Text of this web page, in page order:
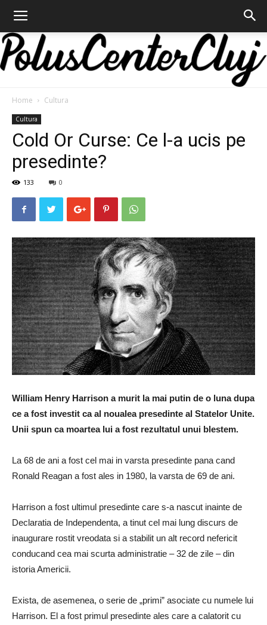
Cluj
Home Cultura
Cultura
Cold Or Curse: Ce l-a ucis pe
presedinte?
133 0
William Henry Harrison a murit la mai putin de o luna dupa
ce a fost investit ca al noualea presedinte al Statelor Unite.
Unii spun ca moartea lui a fost rezultatul unui blestem.
La 68 de ani a fost cel mai in varsta presedinte pana cand
Ronald Reagan a fost ales in 1980, la varsta de 69 de ani.
Harrison a fost ultimul presedinte care s-a nascut inainte de
Declaratia de Independenta, a tinut cel mai lung discurs de
inaugurare rostit vreodata si a stabilit un alt record nefericit
conducand cea mai scurta administratie – 32 de zile – din
istoria Americii.
Exista, de asemenea, o serie de „primi” asociate cu numele lui
Harrison. El a fost primul presedinte ales care a calatorit cu